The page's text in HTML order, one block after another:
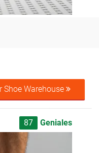
Shoe Warehouse
87 Geniales